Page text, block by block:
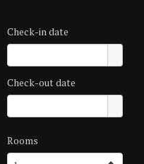
Check-in date
Check-out date
Rooms